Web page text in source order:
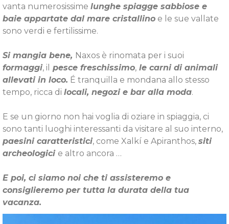
vanta numerosissime lunghe spiagge sabbiose e
baie appartate dal mare cristallino e le sue vallate
sono verdi e fertilissime.
Si mangia bene, Naxos è rinomata per i suoi
formaggi, il pesce freschissimo, le carni di animali
allevati in loco. É tranquilla e mondana allo stesso
tempo, ricca di locali, negozi e bar alla moda.
E se un giorno non hai voglia di oziare in spiaggia, ci
sono tanti luoghi interessanti da visitare al suo interno,
paesini caratteristici, come Xalkí e Apiranthos, siti
archeologici e altro ancora …
E poi, ci siamo noi che ti assisteremo e
consiglieremo per tutta la durata della tua
vacanza.